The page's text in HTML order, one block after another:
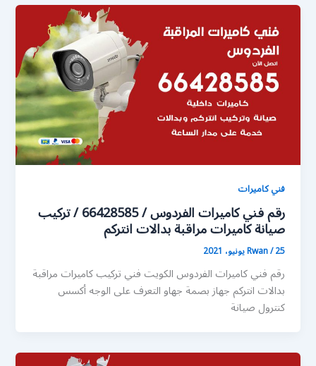
فني كاميرات
رقم فني كاميرات الفردوس / 66428585 / تركيب
صيانة كاميرات مراقبة بدالات انتركم
Rwan/25 يونيو، 2021
رقم فني كاميرات الفردوس الكويت فني تركيب كاميرات مراقبة
بدالات انتركم جهاز بصمة جهاو التعرف على الوجه أكسس
كنترول صيانة